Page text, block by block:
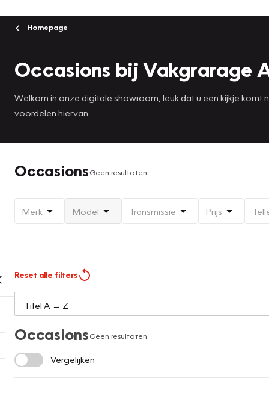
Homepage
Occasions bij Vakgrarage
Welkom in onze digitale showroom, leuk dat u een kijkje
voordelen hiervan.
OccasionsGeen resultaten
Merk Model Transmissie Prijs
Reset alle filters
OccasionsGeen resultaten
Vergelijken